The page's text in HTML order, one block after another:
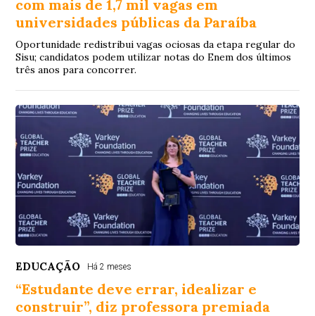
com mais de 1,7 mil vagas em
universidades públicas da Paraíba
Oportunidade redistribui vagas ociosas da etapa regular do
Sisu; candidatos podem utilizar notas do Enem dos últimos
três anos para concorrer.
EDUCAÇÃO Há 2 meses
“Estudante deve errar, idealizar e
construir”, diz professora premiada